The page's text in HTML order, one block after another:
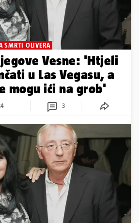
SMRTI OLIVERA
Vesne: 'Htjeli
u Las Vegasu, a
mogu ići na grob'
3